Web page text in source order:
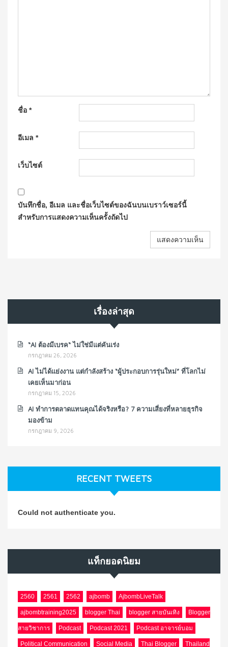
ชื่อ *
อีเมล *
เว็บไซต์
บันทึกชื่อ, อีเมล และชื่อเว็บไซต์ของฉันบนเบราว์เซอร์นี้
สำหรับการแสดงความเห็นครั้งถัดไป
เรื่องล่าสุด
“AI ต้องมีเบรค“ ไม่ใช่มีแต่คันเร่ง
กรกฎาคม 26, 2026
AI ไม่ได้แย่งงาน แต่กำลังสร้าง “ผู้ประกอบการรุ่นใหม่” ที่โลกไม่
เคยเห็นมาก่อน
กรกฎาคม 15, 2026
AI ทำการตลาดแทนคุณได้จริงหรือ? 7 ความเสี่ยงที่หลายธุรกิจ
มองข้าม
กรกฎาคม 9, 2026
RECENT TWEETS
Could not authenticate you.
แท็กยอดนิยม
2560 2561 2562 ajbomb AjbombLiveTalk
ajbombtraining2025 blogger Thai blogger สายบันเทิง Blogger
สายวิชาการ Podcast Podcast 2021 Podcast อาจารย์บอม
Political Communication Social Media Thai Blogger Thailand